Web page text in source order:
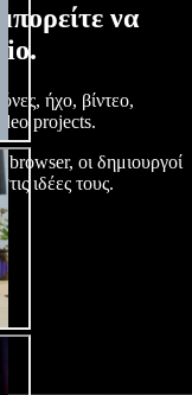
να
ήχο, βίντεο,
projects.
οι δημιουργοί
ιδέες τους.